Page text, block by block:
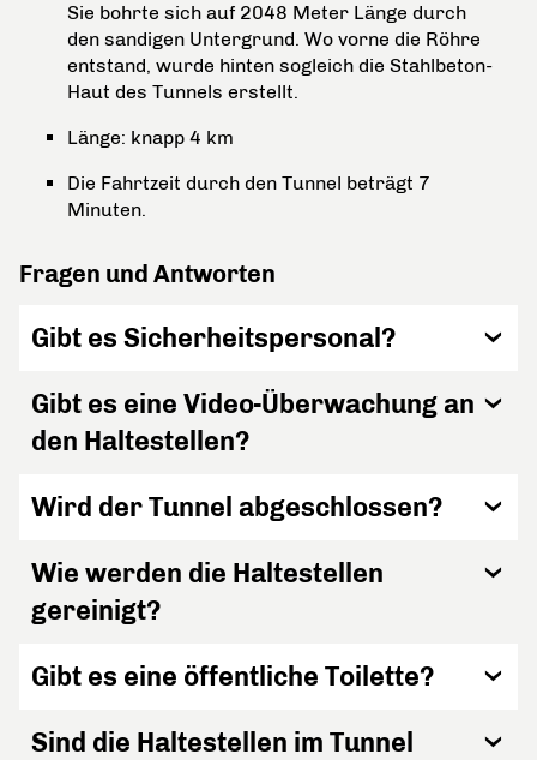
Sie bohrte sich auf 2048 Meter Länge durch
den sandigen Untergrund. Wo vorne die Röhre
entstand, wurde hinten sogleich die Stahlbeton-
Haut des Tunnels erstellt.
Länge: knapp 4 km
Die Fahrtzeit durch den Tunnel beträgt 7
Minuten.
Fragen und Antworten
Gibt es Sicherheitspersonal?
Gibt es eine Video-Überwachung an
den Haltestellen?
Wird der Tunnel abgeschlossen?
Wie werden die Haltestellen
gereinigt?
Gibt es eine öffentliche Toilette?
Sind die Haltestellen im Tunnel